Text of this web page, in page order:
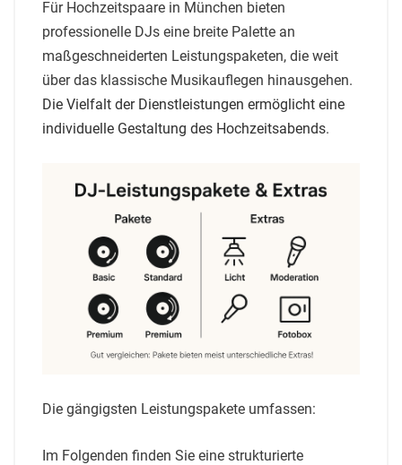
Für Hochzeitspaare in München bieten
professionelle DJs eine breite Palette an
maßgeschneiderten Leistungspaketen, die weit
über das klassische Musikauflegen hinausgehen.
Die Vielfalt der Dienstleistungen ermöglicht eine
individuelle Gestaltung des Hochzeitsabends.
Die gängigsten Leistungspakete umfassen:
Im Folgenden finden Sie eine strukturierte